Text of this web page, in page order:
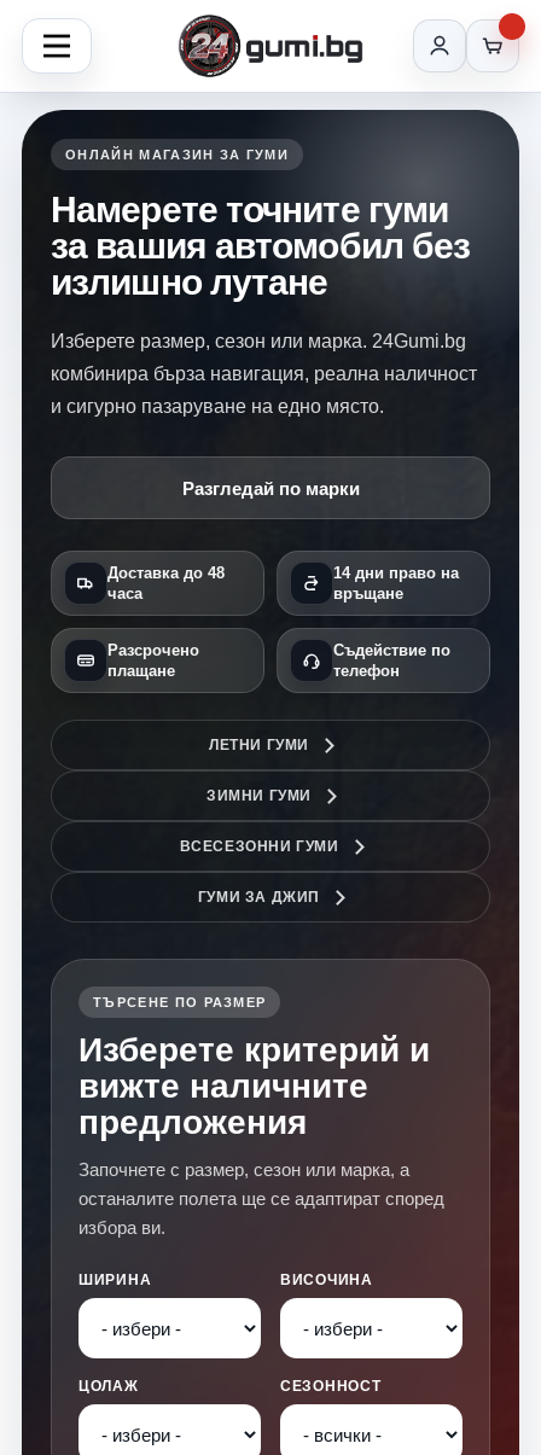
ОНЛАЙН МАГАЗИН ЗА ГУМИ
Намерете точните гуми
за вашия автомобил без
излишно лутане
Изберете размер, сезон или марка. 24Gumi.bg
комбинира бърза навигация, реална наличност
и сигурно пазаруване на едно място.
Разгледай по марки
Доставка до 48
часа
14 дни право на
връщане
Разсрочено
плащане
Съдействие по
телефон
ЛЕТНИ ГУМИ
ЗИМНИ ГУМИ
ВСЕСЕЗОННИ ГУМИ
ГУМИ ЗА ДЖИП
ТЪРСЕНЕ ПО РАЗМЕР
Изберете критерий и
вижте наличните
предложения
Започнете с размер, сезон или марка, а
останалите полета ще се адаптират според
избора ви.
ШИРИНА ВИСОЧИНА
ЦОЛАЖ СЕЗОННОСТ